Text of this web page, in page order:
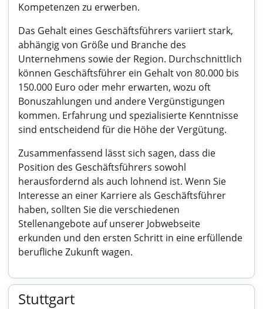
Kompetenzen zu erwerben.
Das Gehalt eines Geschäftsführers variiert stark,
abhängig von Größe und Branche des
Unternehmens sowie der Region. Durchschnittlich
können Geschäftsführer ein Gehalt von 80.000 bis
150.000 Euro oder mehr erwarten, wozu oft
Bonuszahlungen und andere Vergünstigungen
kommen. Erfahrung und spezialisierte Kenntnisse
sind entscheidend für die Höhe der Vergütung.
Zusammenfassend lässt sich sagen, dass die
Position des Geschäftsführers sowohl
herausfordernd als auch lohnend ist. Wenn Sie
Interesse an einer Karriere als Geschäftsführer
haben, sollten Sie die verschiedenen
Stellenangebote auf unserer Jobwebseite
erkunden und den ersten Schritt in eine erfüllende
berufliche Zukunft wagen.
Stuttgart